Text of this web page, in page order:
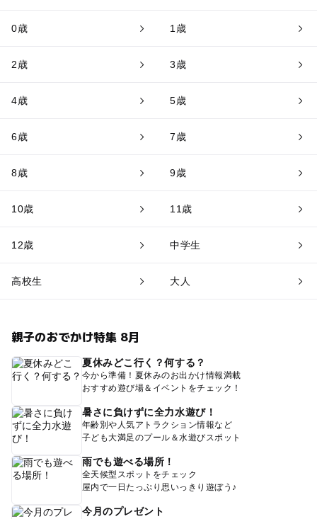
0歳 1歳
2歳 3歳
4歳 5歳
6歳 7歳
8歳 9歳
10歳 11歳
12歳 中学生
高校生 大人
親子のおでかけ特集 8月
夏休みどこ行く？何する？
今から準備！夏休みのお出かけ情報満載
おすすめ遊び場＆イベントをチェック！
暑さに負けずに全力水遊び！
年齢別や人気アトラクション情報など
子ども大満足のプール＆水遊びスポット
雨でも遊べる場所！
全天候型スポットをチェック
屋内で一日たっぷり思いっきり遊ぼう♪
今月のプレゼント